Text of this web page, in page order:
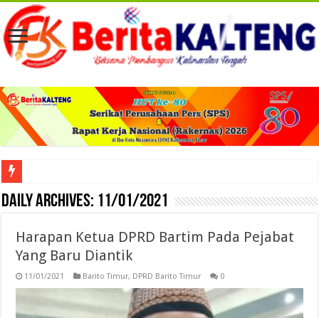
Viral! Selama Dua Bulan Lebih Siltap Serta Tunjangan Pemdes dan BPD di
Daily Archives: 11/01/2021
Harapan Ketua DPRD Bartim Pada Pejabat
Yang Baru Diantik
11/01/2021 Barito Timur, DPRD Barito Timur 0